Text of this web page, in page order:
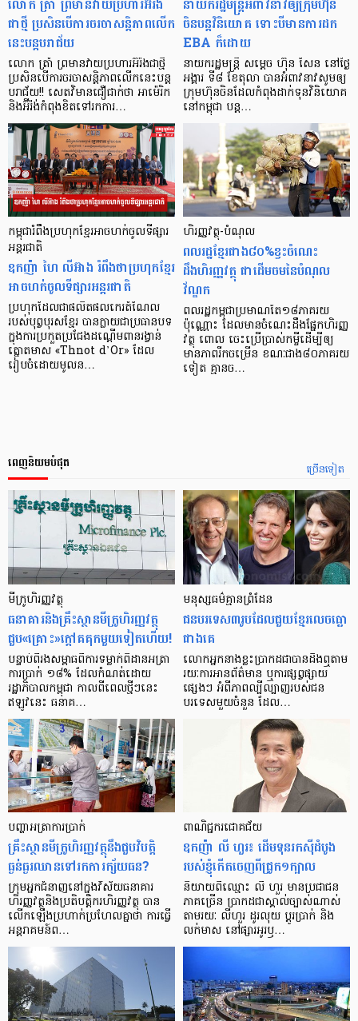
ជាថ្មី ប្រសិនបើការចរចាសន្តិភាពលើក
នេះបន្តបរាជ័យ
លោក ត្រាំ ព្រមានវាយប្រហារអ៊ីរ៉ងជាថ្មី
ប្រសិនបើការចរចាសន្តិភាពលើកនេះបន្ត
បរាជ័យ!! សេតវិមានជឿជាក់ថា អាម៉េរិក
និងអ៊ីរ៉ង់កំពុងខិតទៅរកការ…
ចិន​បន្ត​វិនិយោគ ​ទោះ​បី​​​មាន​​ការ​ដក
EBA ក៏ដោយ
នាយករដ្ឋមន្រ្តី សម្តេច ហ៊ុន សែន នៅថ្ងៃ​
អង្គារ ទី៨ ខែ​តុលា បាន​អំពាវនាវ​សូម​ឲ្យ​
ក្រុមហ៊ុន​ចិន​ដែល​កំពុង​ដាក់​ទុនវិនិយោគ​
នៅ​កម្ពុជា បន្ត…
កម្ពុជារំពឹងប្រហុកខ្មែរអាចហក់ចូលទីផ្សារ
អន្តរជាតិ
ឧកញ៉ា ហៃ លីអ៊ាង រំពឹងថាប្រហុកខ្មែរ
អាចហក់ចូលទីផ្សារអន្តរជាតិ
ប្រហុកដែលជាផលិតផលកេរតំណែល
របស់បុព្វបុរសខ្មែរ បានក្លាយជាប្រធានបទ
ក្នុងការប្រកួតប្រជែងដណ្តើមពានរង្វាន់
ត្នោតមាស «Thnot d’Or» ដែល
រៀបចំដោយមូលន…
ហិរញ្ញវត្ថុ-បំណុល
ពលរដ្ឋខ្មែរជាង៨០%​ខ្វះ​ចំណេះ
ដឹងហិរញ្ញវត្ថុ ជាដើមចមនៃបំណុល
វ័ណ្ឌក
ពលរដ្ឋកម្ពុជាប្រមាណតែ១៨ភាគរយ
ប៉ុណ្ណោះ ដែលមានចំណេះដឹងផ្នែកហិរញ្ញ
វត្ថុ ពោល ចេះប្រើប្រាស់កម្ចីដើម្បីឲ្យ
មានភាពរីកចម្រើន ខណៈជាង៨០ភាគរយ
ទៀត គ្មានច…
ច្រើនទៀត
ពេញនិយមបំផុត
មីក្រូ​ហិរញ្ញវត្ថុ
ធនាគារ​និង​គ្រឹះស្ថាន​មីក្រូ​ហិរញ្ញវត្ថុ​
ជួប«គ្រោះ»ក្តៅ​គគុក​មួយ​ទៀត​ហើយ!
បន្ទាប់​ពី​រង​សម្ពាធ​​ពី​ការ​ទម្លាក់​ពិដាន​អត្រា​
ការ​ប្រាក់ ១៨​% ដែល​កំណត់​ដោយ​
រដ្ឋាភិបាល​កម្ពុជា កាល​ពី​ពេល​ថ្មីៗ​នេះ
ឥឡូវ​នេះ ធនាគ…
មនុស្ស​ធម៌​គ្មាន​ព្រំដែន
ជន​បរទេស​៣​រូប​ដែល​ជួយ​ខ្មែរ​លេច​ធ្លោ​
ជាង​គេ
លោកអ្នក​នាង​ខ្លះ​ប្រាកដ​ជា​បាន​​ដឹង​ឮ​តាម​
រយៈ​ការ​អាន​ព័ត៌មាន ឬ​ការ​ផ្សព្វផ្សាយ​
ផ្សេងៗ អំពី​ភាព​ល្បីល្បាញ​របស់​ជន​
បរទេស​មួយ​ចំនួន ដែល…
បញ្ហា​អត្រា​ការប្រាក់
គ្រឹះស្ថាន​មីក្រូ​ហិរញ្ញវត្ថុ​នឹង​ជួប​វិបត្តិ​
ធ្ងន់ធ្ងរ​ឈាន​ទៅ​រក​ការ​ក្ស័យធន?
ក្រុម​អ្នក​ជំនាញ​នៅ​ក្នុង​វិស័យ​ធនាគារ
ហិរញ្ញវត្ថុ​និង​ប្រតិបត្តិករ​ហិរញ្ញ​វត្ថុ បាន​​
លើក​ឡើង​ប្រហាក់​ប្រហែល​គ្នា​ថា ការ​ធ្វើ​
អន្តរាគមន៍​ព…
ពាណិជ្ជករជោគជ័យ
ឧកញ៉ា លី ហួរ៖ ដើមទុនរកស៊ីដំបូង
របស់ខ្ញុំកើតចេញពីជ្រូក១ក្បាល
និយាយ​ពី​ឈ្មោះ លី ហួរ មាន​ប្រជាជន​
ភាគ​ច្រើន ប្រាកដ​ជា​ស្គាល់​ច្បាស់​ណាស់
តាមរយៈ លីហួរ ដូរ​លុយ ប្តូរ​បា្រក់ និង​
លក់​មាស នៅ​ផ្សារ​អូរ​ឫ…